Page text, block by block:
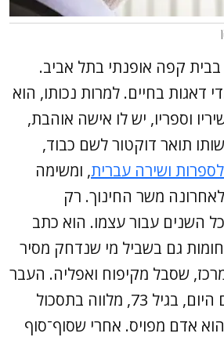
בבית קפה אופנתי בתל אביב.
דאגות בחיים. למרות נכותו, הוא
וספריו, יש לו אישה אוהבת,
תואר דוקטור לשם כבוד,
ושירה עברית, ומשימה
משר החינוך. רק
השנים עבור עצמו. הוא כתב
חומות גם בשביל מי שנדחק מסיר
שסבל מקיפוח ואפליה. העבר
הולך איתו יד ביד גם היום, בגיל 73, מלווה בתסכול
אדם מפויס. אחרי שסוף־סוף